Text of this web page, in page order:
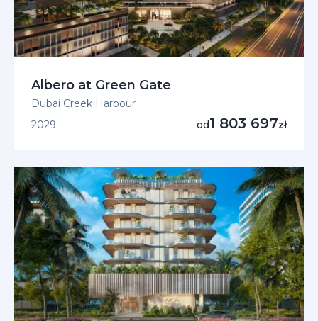
Albero at Green Gate
Dubai Creek Harbour
2029
od1 803 697zł